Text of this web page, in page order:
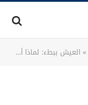
»العيش ببطء: لماذا أصبح التباطؤ هو السر الجديد للسعادة؟